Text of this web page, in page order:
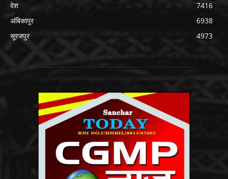
देश
7416
अंबिकापुर
6938
सूरजपुर
4973